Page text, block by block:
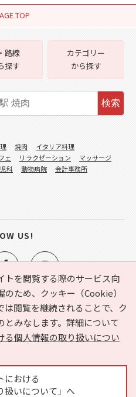
TOP
トを閲覧する際のサービス向
ため、クッキー（Cookie）
閲覧を継続されることで、ク
とみなします。詳細について
る個人情報の取り扱いについ
における
扱いについて」へ
お気に入り
ヘルプ
いについて
運営会社
に関するお問い合わせ
路線
探す
カテゴリー
から探す
検索
焼肉
イタリア料理
ェ リラクゼーション
マッサージ
科 動物病院
会計事務所
US!